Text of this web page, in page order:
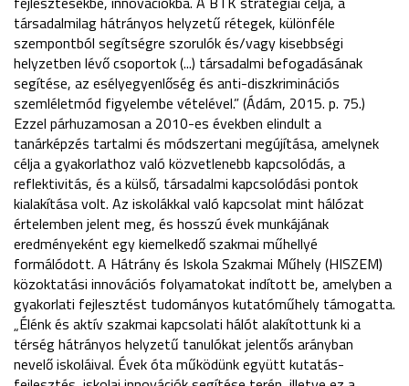
társadalmilag hátrányos helyzetű rétegek, különféle
szempontból segítségre szorulók és/vagy kisebbségi
helyzetben lévő csoportok (...) társadalmi befogadásának
segítése, az esélyegyenlőség és anti-diszkriminációs
szemléletmód figyelembe vételével.” (Ádám, 2015. p. 75.)
Ezzel párhuzamosan a 2010-es években elindult a
tanárképzés tartalmi és módszertani megújítása, amelynek
célja a gyakorlathoz való közvetlenebb kapcsolódás, a
reflektivitás, és a külső, társadalmi kapcsolódási pontok
kialakítása volt. Az iskolákkal való kapcsolat mint hálózat
értelemben jelent meg, és hosszú évek munkájának
eredményeként egy kiemelkedő szakmai műhellyé
formálódott. A Hátrány és Iskola Szakmai Műhely (HISZEM)
közoktatási innovációs folyamatokat indított be, amelyben a
gyakorlati fejlesztést tudományos kutatóműhely támogatta.
„Élénk és aktív szakmai kapcsolati hálót alakítottunk ki a
térség hátrányos helyzetű tanulókat jelentős arányban
nevelő iskoláival. Évek óta működünk együtt kutatás-